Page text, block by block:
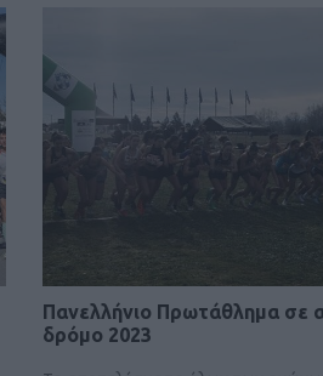
Πανελλήνιο Πρωτάθλημα σε
δρόμο 2023